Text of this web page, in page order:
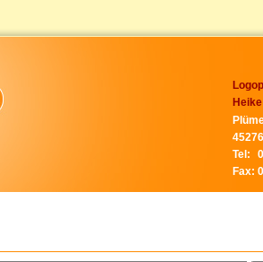
Tel:
Fax: